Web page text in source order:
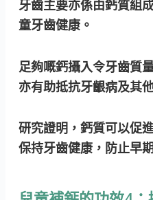
牙齒主要亦係由鈣質組
童牙齒健康。
足夠嘅鈣攝入令牙齒質
亦有助抵抗牙齦病及其
研究證明，鈣質可以促
保持牙齒健康，防止早